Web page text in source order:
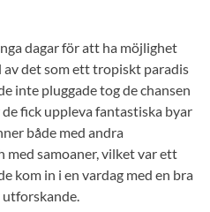
dagar för att ha möjlighet
det som ett tropiskt paradis
inte pluggade tog de chansen
fick uppleva fantastiska byar
både med andra
samoaner, vilket var ett
kom in i en vardag med en bra
utforskande.